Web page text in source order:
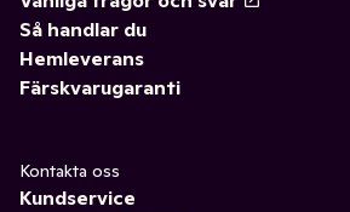
Så handlar du
Hemleverans
Färskvarugaranti
Kontakta oss
Kundservice